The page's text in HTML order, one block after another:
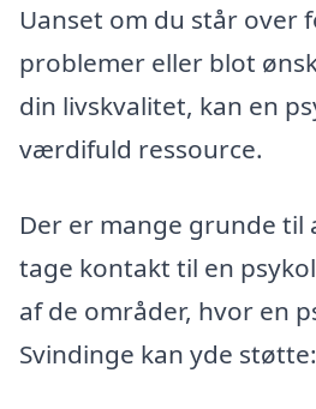
Uanset om du står over
problemer eller blot
din livskvalitet, kan en
værdifuld ressource.
Der er mange grunde til
tage kontakt til en
af de områder, hvor en
Svindinge kan yde støtte: